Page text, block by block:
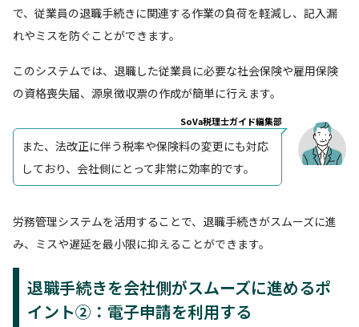
で、従業員の退職手続きに関連する作業の負荷を軽減し、記入漏
れやミスを防ぐことができます。
このシステムでは、退職した従業員に必要な社会保険や雇用保険
の資格喪失届、源泉徴収票の作成が簡単に行えます。
SoVa税理士ガイド編集部
また、法改正に伴う税率や保険料の変更にも対応
しており、会社側にとって非常に効率的です。
労務管理システムを活用することで、退職手続きがスムーズに進
み、ミスや遅延を最小限に抑えることができます。
退職手続きを会社側がスムーズに進めるポ
イント②：電子申請を利用する